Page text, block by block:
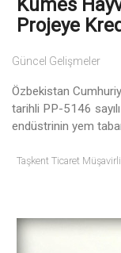
Projeye
Güncel Gelişmeler
Özbekistan
tarihli PP-5146
endüstrinin yem
Taşkent Ticaret